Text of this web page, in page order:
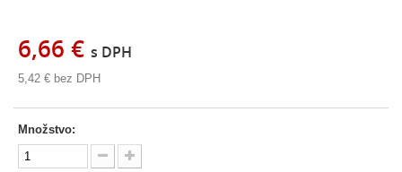
6,66 € s DPH
5,42 € bez DPH
Množstvo: